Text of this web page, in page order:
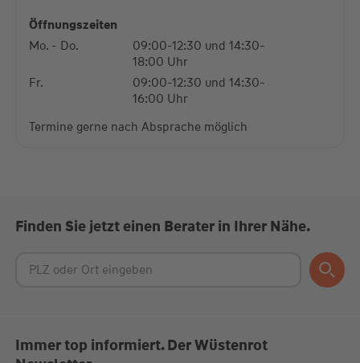
Öffnungszeiten
Mo. - Do.
09:00-12:30 und 14:30-
18:00 Uhr
Fr.
09:00-12:30 und 14:30-
16:00 Uhr
Termine gerne nach Absprache möglich
Finden Sie jetzt einen Berater in Ihrer Nähe.
Immer top informiert. Der Wüstenrot